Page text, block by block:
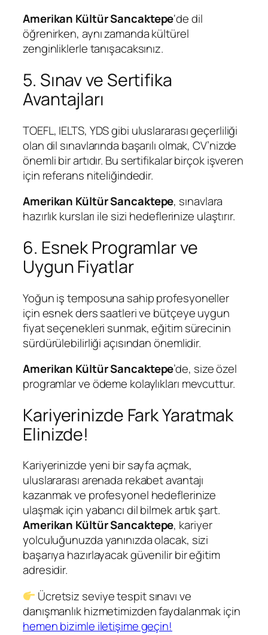
Amerikan Kültür Sancaktepe‘de dil
öğrenirken, aynı zamanda kültürel
zenginliklerle tanışacaksınız.
5. Sınav ve Sertifika
Avantajları
TOEFL, IELTS, YDS gibi uluslararası geçerliliği
olan dil sınavlarında başarılı olmak, CV’nizde
önemli bir artıdır. Bu sertifikalar birçok işveren
için referans niteliğindedir.
Amerikan Kültür Sancaktepe, sınavlara
hazırlık kursları ile sizi hedeflerinize ulaştırır.
6. Esnek Programlar ve
Uygun Fiyatlar
Yoğun iş temposuna sahip profesyoneller
için esnek ders saatleri ve bütçeye uygun
fiyat seçenekleri sunmak, eğitim sürecinin
sürdürülebilirliği açısından önemlidir.
Amerikan Kültür Sancaktepe’de, size özel
programlar ve ödeme kolaylıkları mevcuttur.
Kariyerinizde Fark Yaratmak
Elinizde!
Kariyerinizde yeni bir sayfa açmak,
uluslararası arenada rekabet avantajı
kazanmak ve profesyonel hedeflerinize
ulaşmak için yabancı dil bilmek artık şart.
Amerikan Kültür Sancaktepe, kariyer
yolculuğunuzda yanınızda olacak, sizi
başarıya hazırlayacak güvenilir bir eğitim
adresidir.
Ücretsiz seviye tespit sınavı ve
danışmanlık hizmetimizden faydalanmak için
hemen bizimle iletişime geçin!